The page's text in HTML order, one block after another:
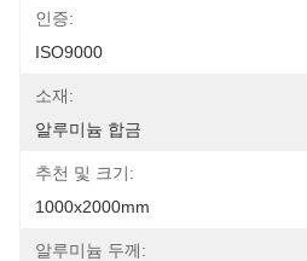
인증:
ISO9000
소재:
알루미늄 합금
추천 및 크기:
1000x2000mm
알루미늄 두께: